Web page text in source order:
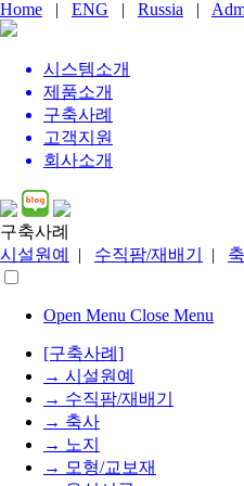
Home | ENG | Russia |
시스템소개
제품소개
구축사례
고객지원
회사소개
구축사례
시설원예
| 수직팜/재배기 |
Open Menu Close Menu
[구축사례]
→ 시설원예
→ 수직팜/재배기
→ 축사
→ 노지
→ 모형/교보재